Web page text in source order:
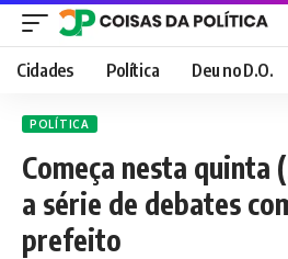
Cidades Política Deu no D.O.
POLÍTICA
Começa nesta quinta
a série de debates
prefeito